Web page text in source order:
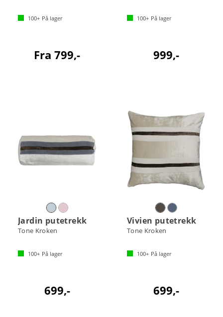
100+ På lager
Fra 799,-
100+ På lager
999,-
Jardin putetrekk
Tone Kroken
100+ På lager
699,-
Vivien putetrekk
Tone Kroken
100+ På lager
699,-